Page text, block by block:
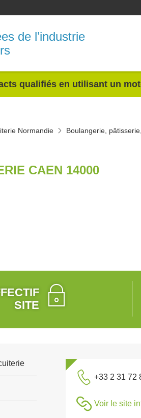
de l’industrie
qualifiés en utilisant un
Normandie
Boulangerie,
CAEN 14000
SITE
+33 2 31 72
Voir le site